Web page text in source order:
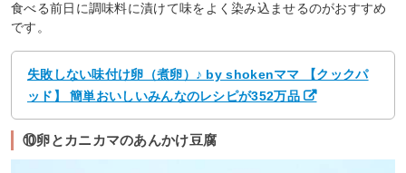
食べる前日に調味料に漬けて味をよく染み込ませるのがおすすめ
です。
失敗しない味付け卵（煮卵）♪ by shokenママ 【クックパ
ッド】 簡単おいしいみんなのレシピが352万品
⑩卵とカニカマのあんかけ豆腐